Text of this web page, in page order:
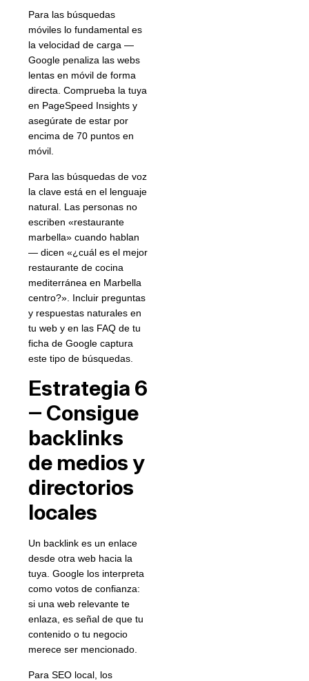
Para las búsquedas
móviles lo fundamental es
la velocidad de carga —
Google penaliza las webs
lentas en móvil de forma
directa. Comprueba la tuya
en PageSpeed Insights y
asegúrate de estar por
encima de 70 puntos en
móvil.
Para las búsquedas de voz
la clave está en el lenguaje
natural. Las personas no
escriben «restaurante
marbella» cuando hablan
— dicen «¿cuál es el mejor
restaurante de cocina
mediterránea en Marbella
centro?». Incluir preguntas
y respuestas naturales en
tu web y en las FAQ de tu
ficha de Google captura
este tipo de búsquedas.
Estrategia 6
— Consigue
backlinks
de medios y
directorios
locales
Un backlink es un enlace
desde otra web hacia la
tuya. Google los interpreta
como votos de confianza:
si una web relevante te
enlaza, es señal de que tu
contenido o tu negocio
merece ser mencionado.
Para SEO local, los